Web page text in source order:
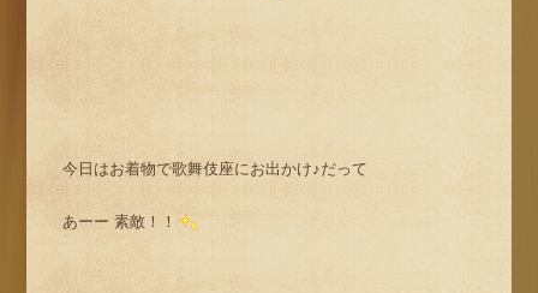
今日はお着物で歌舞伎座にお出かけ♪だって
あーー 素敵！！